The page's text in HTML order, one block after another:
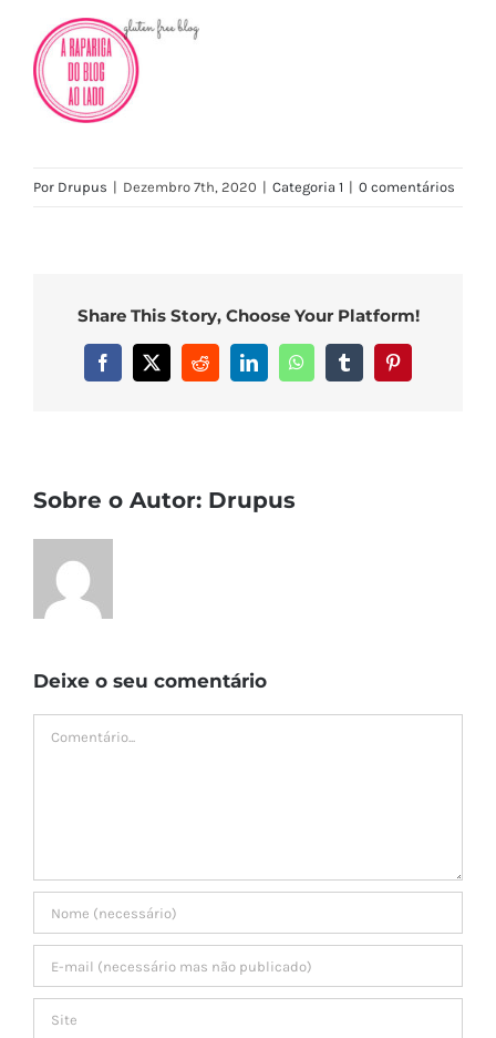
Por Drupus | Dezembro 7th, 2020 | Categoria 1 | 0 comentários
Share This Story, Choose Your Platform!
Facebook
X RedditLinkedInWhatsAppTumblrPinterest
Sobre o Autor: Drupus
Deixe o seu comentário
Comment